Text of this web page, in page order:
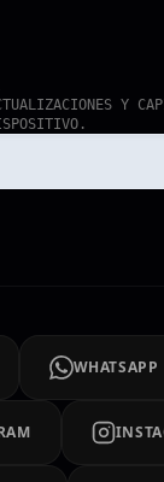
Y
WHATSAPP